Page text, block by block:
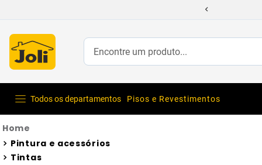
Encontre um produto...
Todos os departamentos Pisos e Revestimentos
Pintura e acessórios
Tintas